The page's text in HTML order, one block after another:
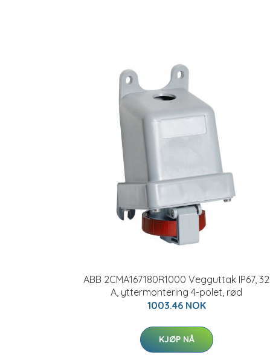
ABB 2CMA167180R1000 Vegguttak IP67, 32
A, yttermontering 4-polet, rød
1003.46 NOK
KJØP NÅ